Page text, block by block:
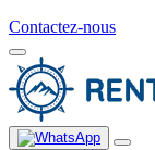
Contactez-nous